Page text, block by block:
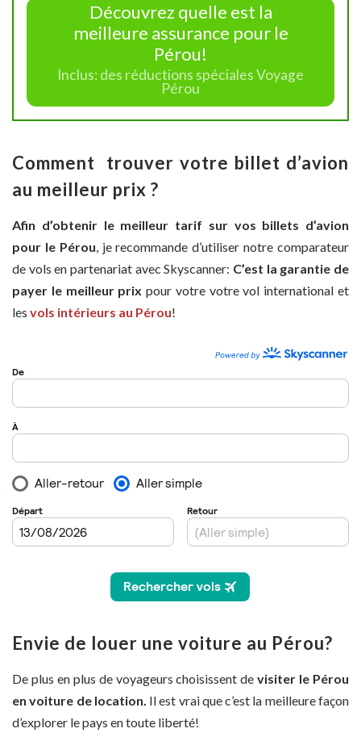
Découvrez quelle est la
meilleure assurance pour le
Pérou!
Inclus: des réductions spéciales Voyage
Pérou
Comment trouver votre billet d’avion
au meilleur prix ?
Afin d’obtenir le meilleur tarif sur vos billets d’avion
pour le Pérou, je recommande d’utiliser notre comparateur
de vols en partenariat avec Skyscanner: C’est la garantie de
payer le meilleur prix pour votre votre vol international et
les vols intérieurs au Pérou!
Envie de louer une voiture au Pérou?
De plus en plus de voyageurs choisissent devisiter le Pérou
en voiture de location. Il est vrai que c’est la meilleure façon
d’explorer le pays en toute liberté!